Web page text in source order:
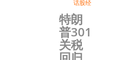
话股经
特朗
普301
关税